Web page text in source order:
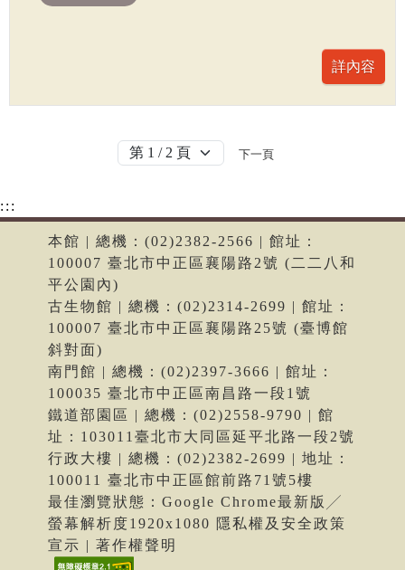
下一頁
:::
本館 | 總機：(02)2382-2566 | 館址：
100007 臺北市中正區襄陽路2號 (二二八和
平公園內)
古生物館 | 總機：(02)2314-2699 | 館址：
100007 臺北市中正區襄陽路25號 (臺博館
斜對面)
南門館 | 總機：(02)2397-3666 | 館址：
100035 臺北市中正區南昌路一段1號
鐵道部園區 | 總機：(02)2558-9790 | 館
址：103011臺北市大同區延平北路一段2號
行政大樓 | 總機：(02)2382-2699 | 地址：
100011 臺北市中正區館前路71號5樓
最佳瀏覽狀態：Google Chrome最新版╱
螢幕解析度1920x1080 隱私權及安全政策
宣示 | 著作權聲明